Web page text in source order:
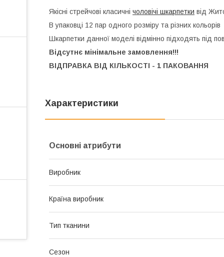
Якісні стрейчові класичні чоловічі шкарпетки від
В упаковці 12 пар одного розміру та різних кольорів
Шкарпетки данної моделі відмінно підходять під
Відсутнє мінімальне замовлення!!!
ВІДПРАВКА ВІД КІЛЬКОСТІ - 1 ПАКОВАННЯ
Характеристики
Основні атрибути
Виробник
Країна виробник
Тип тканини
Сезон